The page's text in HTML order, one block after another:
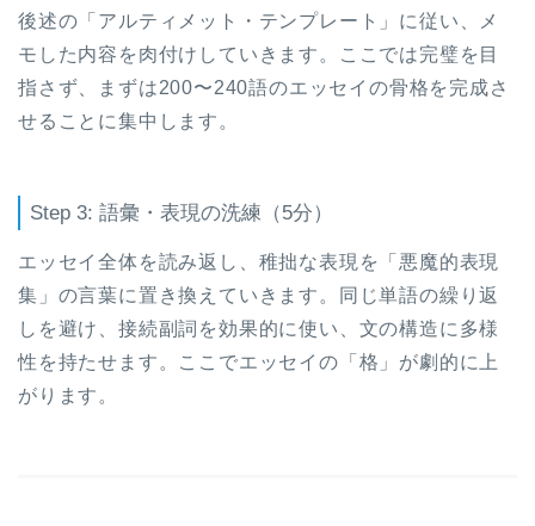
後述の「アルティメット・テンプレート」に従い、メ
モした内容を肉付けしていきます。ここでは完璧を目
指さず、まずは200〜240語のエッセイの骨格を完成さ
せることに集中します。
Step 3: 語彙・表現の洗練（5分）
エッセイ全体を読み返し、稚拙な表現を「悪魔的表現
集」の言葉に置き換えていきます。同じ単語の繰り返
しを避け、接続副詞を効果的に使い、文の構造に多様
性を持たせます。ここでエッセイの「格」が劇的に上
がります。